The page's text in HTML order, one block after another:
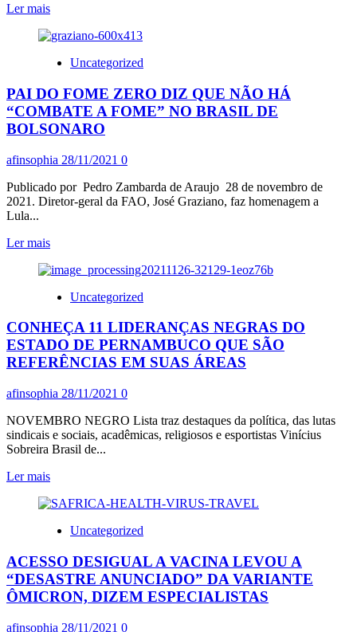
Ler maisLeia
sobre
OMICRONS:
REPRESENTA
RISCO
GLOBAL
MUITO
DIZ
OMS
Uncategorized
PAI DO FOME ZERO DIZ QUE NÃO HÁ
“COMBATE A FOME” NO BRASIL DE
BOLSONARO
afinsophia 28/11/2021 0
Publicado por Pedro Zambarda de Araujo 28 de novembro de
2021. Diretor-geral da FAO, José Graziano, faz homenagem a
Lula...
Ler maisLeia
sobre
DO
ZERO
DIZ
QUE
NÃO
“COMBATE
A
FOME”
NO
BRASIL
DE
BOLSONARO
Uncategorized
CONHEÇA 11 LIDERANÇAS NEGRAS DO
ESTADO DE PERNAMBUCO QUE SÃO
REFERÊNCIAS EM SUAS ÁREAS
afinsophia 28/11/2021 0
NOVEMBRO NEGRO Lista traz destaques da política, das lutas
sindicais e sociais, acadêmicas, religiosos e esportistas Vinícius
Sobreira Brasil de...
Ler maisLeia
sobre
11
NEGRAS
DO
ESTADO
DE
Uncategorized
ACESSO DESIGUAL A VACINA LEVOU A
“DESASTRE ANUNCIADO” DA VARIANTE
ÔMICRON, DIZEM ESPECIALISTAS
afinsophia 28/11/2021 0